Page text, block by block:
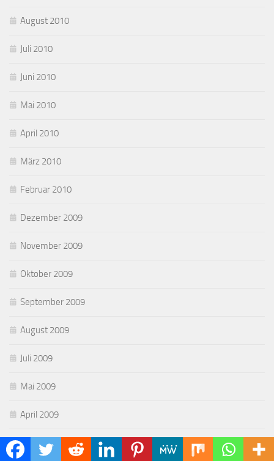
August 2010
Juli 2010
Juni 2010
Mai 2010
April 2010
März 2010
Februar 2010
Dezember 2009
November 2009
Oktober 2009
September 2009
August 2009
Juli 2009
Mai 2009
April 2009
März 2009